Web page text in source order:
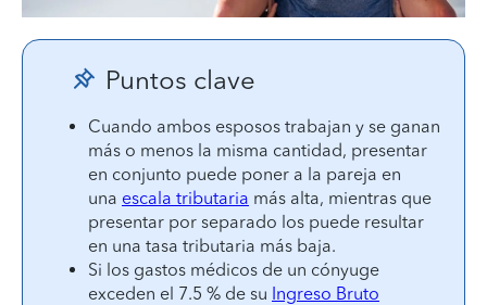
Puntos clave
Cuando ambos esposos trabajan y se ganan
más o menos la misma cantidad, presentar
en conjunto puede poner a la pareja en
una escala tributaria más alta, mientras que
presentar por separado los puede resultar
en una tasa tributaria más baja.
Si los gastos médicos de un cónyuge
exceden el 7.5 % de su Ingreso Bruto